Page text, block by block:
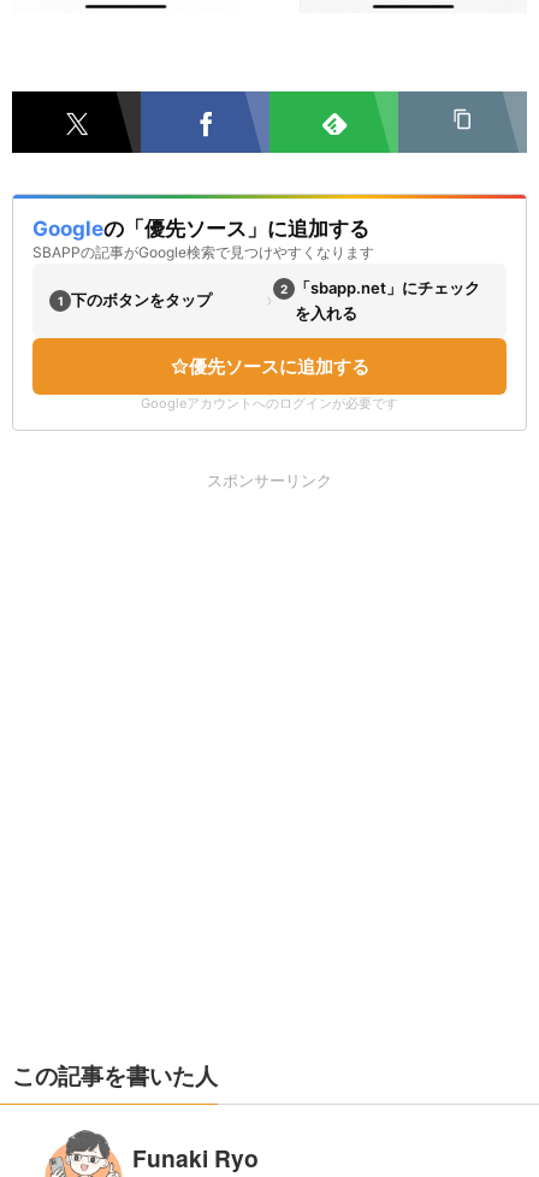
Googleの「優先ソース」に追加する
SBAPPの記事がGoogle検索で見つけやすくなります
1 下のボタンをタップ › 2
「sbapp.net」にチェック
を入れる
優先ソースに追加する
Googleアカウントへのログインが必要です
スポンサーリンク
この記事を書いた人
Funaki Ryo